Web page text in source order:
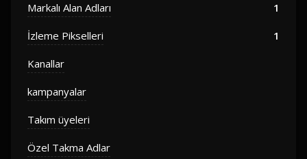
Markalı Alan Adları 1
İzleme Pikselleri 1
Kanallar
kampanyalar
Takım üyeleri
Özel Takma Adlar